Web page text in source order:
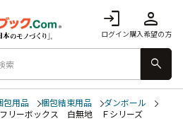
login
ログイン
person
購入希望の方
search
包用品 梱包結束用品
ダンボール
リーボックス 白無地 Ｆシリーズ